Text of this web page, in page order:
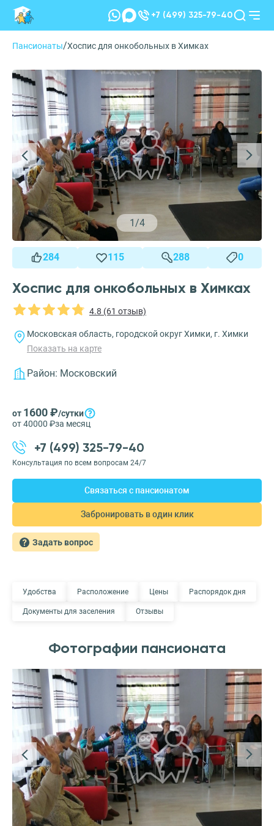
+7 (499) 325-79-40
Пансионаты/Хоспис для онкобольных в Химках
1 /4
284 115 288 0
Хоспис для онкобольных в Химках
4.8 (61 отзыв)
Московская область, городской округ Химки, г. Химки
Показать на карте
Район: Московский
от 1600 ₽/сутки
от 40000 ₽за месяц
+7 (499) 325-79-40
Консультация по всем вопросам 24/7
Связаться с пансионатом
Забронировать в один клик
Задать вопрос
Удобства Расположение Цены Распорядок дня
Документы для заселения Отзывы
Фотографии пансионата